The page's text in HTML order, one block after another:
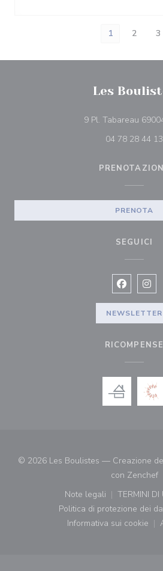
1 2 3
Les
9 Pl. Tabareau
04 78 28 44 13
PRENOTA
SEGUICI
NEWSLETTER
RICOMPENSE
© 2026 Les Boulistes — Creazione
con Zenchef
Note legali
((apre una nuova
TERMINI DI
Politica di protezione dei
Informativa sui cookie
((apre una